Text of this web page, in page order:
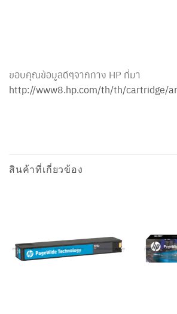
ขอบคุณข้อมูลดีๆจากทาง HP ที่มา
http://www8.hp.com/th/th/cartridge/
สินค้าที่เกี่ยวข้อง